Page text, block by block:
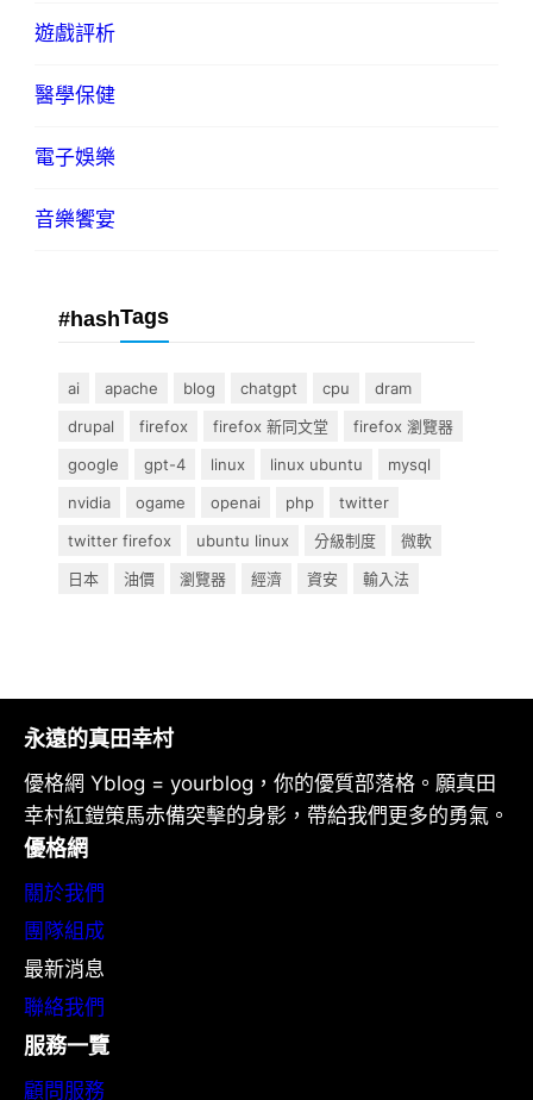
遊戲評析
醫學保健
電子娛樂
音樂饗宴
#hashTags
ai apache blog chatgpt cpu
dram
drupal
firefox firefox 新同文堂
firefox 瀏覽器
google
gpt-4 linux linux ubuntu
mysql
nvidia
ogame openai php
twitter
twitter firefox
ubuntu linux 分級制度
微軟
日本
油價 瀏覽器 經濟 資安 輸入法
永遠的真田幸村
優格網 Yblog = yourblog，你的優質部落格。願真田
幸村紅鎧策馬赤備突擊的身影，帶給我們更多的勇氣。
優格網
關於我們
團隊組成
最新消息
聯絡我們
服務一覽
顧問服務